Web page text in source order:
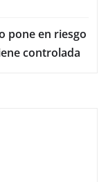
pone en riesgo
controlada